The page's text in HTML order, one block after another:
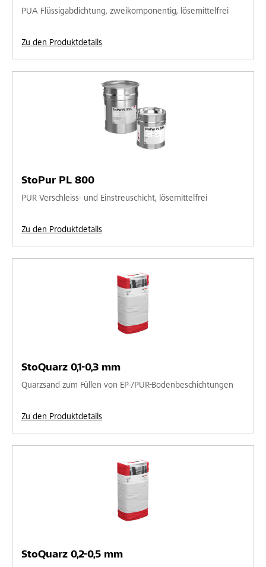
PUA Flüssigabdichtung, zweikomponentig, lösemittelfrei
Zu den Produktdetails
StoPur PL 800
PUR Verschleiss- und Einstreuschicht, lösemittelfrei
Zu den Produktdetails
StoQuarz 0,1-0,3 mm
Quarzsand zum Füllen von EP-/PUR-Bodenbeschichtungen
Zu den Produktdetails
StoQuarz 0,2-0,5 mm